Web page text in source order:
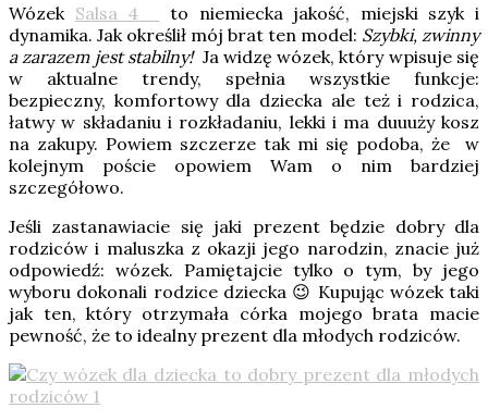
Wózek Salsa 4
to niemiecka jakość, miejski szyk i
dynamika. Jak określił mój brat ten model: Szybki, zwinny
a zarazem jest stabilny! Ja widzę wózek, który wpisuje się
w aktualne trendy, spełnia wszystkie funkcje:
bezpieczny, komfortowy dla dziecka ale też i rodzica,
łatwy w składaniu i rozkładaniu, lekki i ma duuuży kosz
na zakupy. Powiem szczerze tak mi się podoba, że w
kolejnym poście opowiem Wam o nim bardziej
szczegółowo.
Jeśli zastanawiacie się jaki prezent będzie dobry dla
rodziców i maluszka z okazji jego narodzin, znacie już
odpowiedź: wózek. Pamiętajcie tylko o tym, by jego
wyboru dokonali rodzice dziecka 😉 Kupując wózek taki
jak ten, który otrzymała córka mojego brata macie
pewność, że to idealny prezent dla młodych rodziców.